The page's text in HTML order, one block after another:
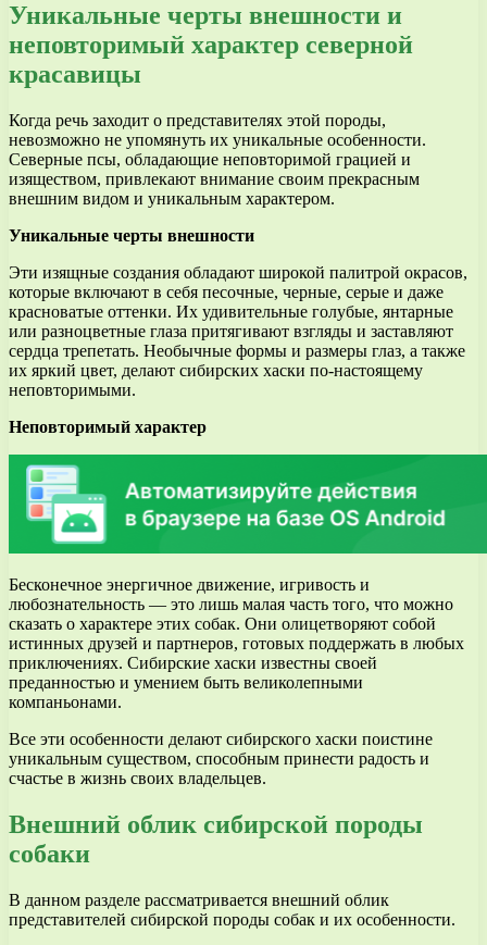
Уникальные черты внешности и
неповторимый характер северной
красавицы
Когда речь заходит о представителях этой породы,
невозможно не упомянуть их уникальные особенности.
Северные псы, обладающие неповторимой грацией и
изяществом, привлекают внимание своим прекрасным
внешним видом и уникальным характером.
Уникальные черты внешности
Эти изящные создания обладают широкой палитрой окрасов,
которые включают в себя песочные, черные, серые и даже
красноватые оттенки. Их удивительные голубые, янтарные
или разноцветные глаза притягивают взгляды и заставляют
сердца трепетать. Необычные формы и размеры глаз, а также
их яркий цвет, делают сибирских хаски по-настоящему
неповторимыми.
Неповторимый характер
Бесконечное энергичное движение, игривость и
любознательность — это лишь малая часть того, что можно
сказать о характере этих собак. Они олицетворяют собой
истинных друзей и партнеров, готовых поддержать в любых
приключениях. Сибирские хаски известны своей
преданностью и умением быть великолепными
компаньонами.
Все эти особенности делают сибирского хаски поистине
уникальным существом, способным принести радость и
счастье в жизнь своих владельцев.
Внешний облик сибирской породы
собаки
В данном разделе рассматривается внешний облик
представителей сибирской породы собак и их особенности.